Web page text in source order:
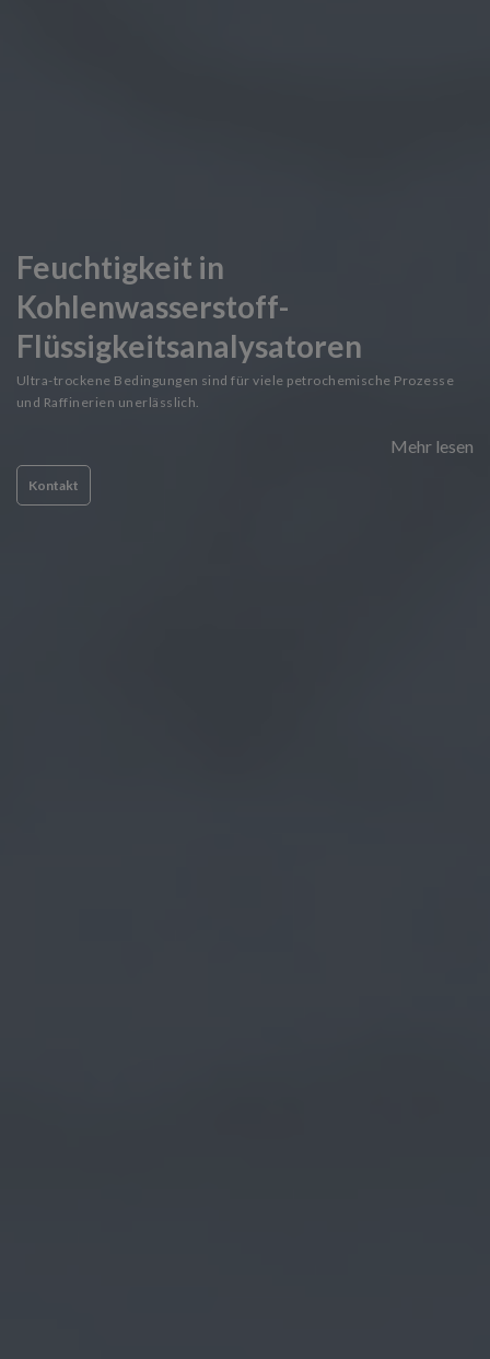
Feuchtigkeit in
Kohlenwasserstoff-
Flüssigkeitsanalysatoren
Ultra-trockene Bedingungen sind für viele petrochemische Prozesse
und Raffinerien unerlässlich.
Mehr lesen
Kontakt